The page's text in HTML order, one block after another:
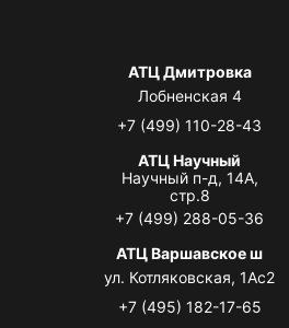
АТЦ Дмитровка
Лобненская 4
+7 (499) 110-28-43
АТЦ Научный
Научный п-д, 14А,
стр.8
+7 (499) 288-05-36
АТЦ Варшавское ш
ул. Котляковская, 1Ас2
+7 (495) 182-17-65